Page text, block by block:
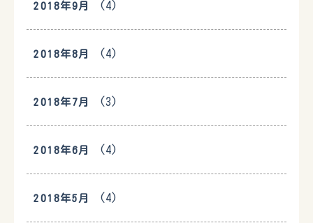
2018年9月 (4)
2018年8月 (4)
2018年7月 (3)
2018年6月 (4)
2018年5月 (4)